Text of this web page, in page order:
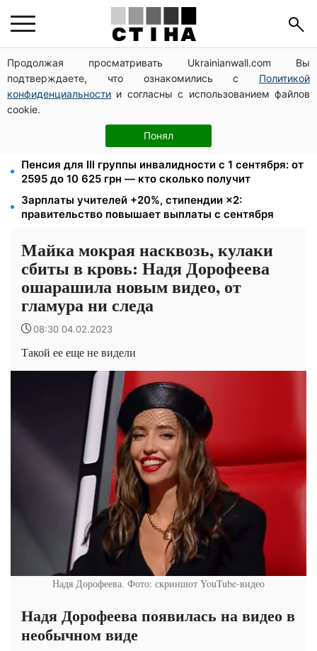
Продолжая просматривать Ukrainianwall.com Вы
подтверждаете, что ознакомились с Политикой
конфиденциальности и согласны с использованием файлов
cookie.
Понял
10 заявок — и МСЦ МВД приедет в громаду: обмен
прав, регистрация авто и международное
удостоверение
26 000 подписей — Зеленский поручил СНБО
лишать водителей прав за систематические
Пенсия для III группы инвалидности с 1 сентября: от
2595 до 10 625 грн — кто сколько получит
Зарплаты учителей +20%, стипендии ×2:
правительство повышает выплаты с сентября
Майка мокрая насквозь, кулаки
сбиты в кровь: Надя Дорофеева
ошарашила новым видео, от
гламура ни следа
08:30 04.02.2023
Такой ее еще не видели
Надя Дорофеева. Фото: скриншот YouTube-видео
Надя Дорофеева появилась на видео в
необычном виде